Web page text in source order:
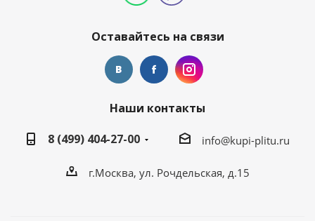
Оставайтесь на связи
Наши контакты
8 (499) 404-27-00
info@kupi-plitu.ru
г.Москва, ул. Рочдельская, д.15